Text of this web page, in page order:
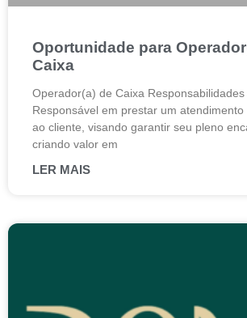
Oportunidade para
Caixa
Operador(a) de Caixa
Responsável em prestar um
ao cliente, visando garantir seu pleno
criando valor em
LER MAIS